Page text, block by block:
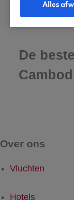
De
Over ons
Vluchten
Hotels
Alles